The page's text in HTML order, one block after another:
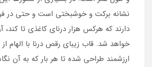
نشانه برکت و خوشبختی است و حتی در
دارند که هرکس هزار درنای کاغذی تا کند،
خواهد شد. قاب زیبای رقص درنا با الهام از
ارزشمند طراحی شده تا هر بار که به آن